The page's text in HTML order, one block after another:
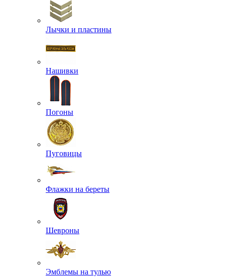
Лычки и пластины
Нашивки
Погоны
Пуговицы
Флажки на береты
Шевроны
Эмблемы на тулью